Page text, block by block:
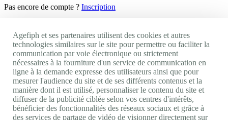
Pas encore de compte ? Inscription
Votre CV ne peut pas excéder la taille de 2 Mo.
Votre CV doit être un fichier texte ou image (extension .pdf, .txt,
.odt, .rtf, .doc, .docx, .jpeg, .jpg, .png, .tiff, .tif).
Je dépose mon CVLe CV ne
peut excéder 2Mo et doit être un fichier texte ou image (extension
.pdf, .txt, .odt, .rtf, .doc, .docx, .jpeg, .jpg, .png, .tiff, .tif).
Un compte existe déjà avec l'email de ce CV.
Agefiph et ses partenaires utilisent des cookies et autres
technologies similaires sur le site pour permettre ou faciliter la
communication par voie électronique ou strictement
nécessaires à la fourniture d'un service de communication en
ligne à la demande expresse des utilisateurs ainsi que pour
mesurer l'audience du site et de ses différents contenus et la
manière dont il est utilisé, personnaliser le contenu du site et
diffuser de la publicité ciblée selon vos centres d'intérêts,
bénéficier des fonctionnalités des réseaux sociaux et grâce à
des services de partage de vidéo de visionner directement sur